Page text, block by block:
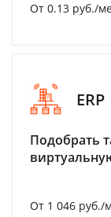
От 0.13 руб./
ERP
Подобрать
От 1 046 руб./